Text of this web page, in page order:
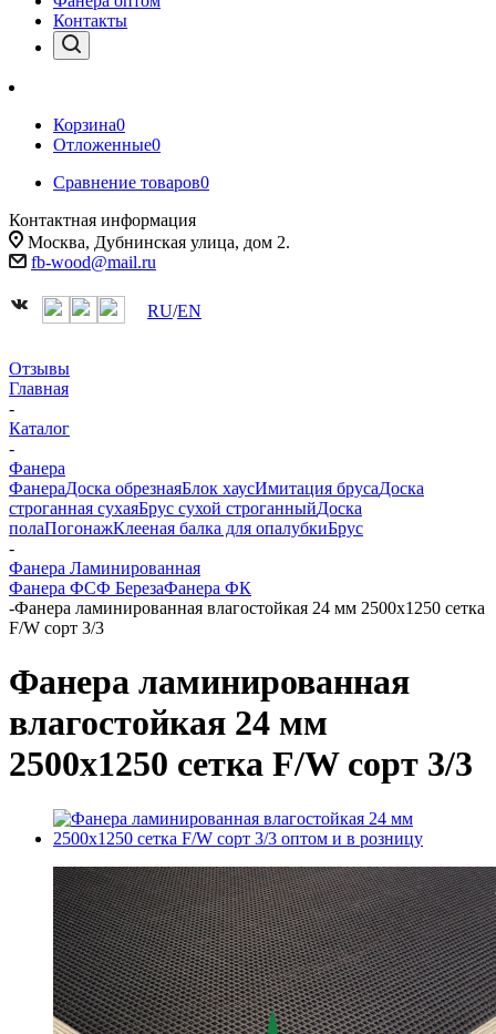
Контакты
Корзина0
Отложенные0
Сравнение товаров0
Контактная информация
Москва, Дубнинская улица, дом 2.
fb-wood@mail.ru
RU/EN
Отзывы
Главная
-
Каталог
-
Фанера
ФанераДоска обрезнаяБлок хаусИмитация брусаДоска
строганная сухаяБрус сухой строганныйДоска
полаПогонажКлееная балка для опалубкиБрус
-
Фанера Ламинированная
Фанера ФСФ БерезаФанера ФК
-Фанера ламинированная влагостойкая 24 мм 2500х1250 сетка
F/W сорт 3/3
Фанера ламинированная
влагостойкая 24 мм
2500х1250 сетка F/W сорт 3/3